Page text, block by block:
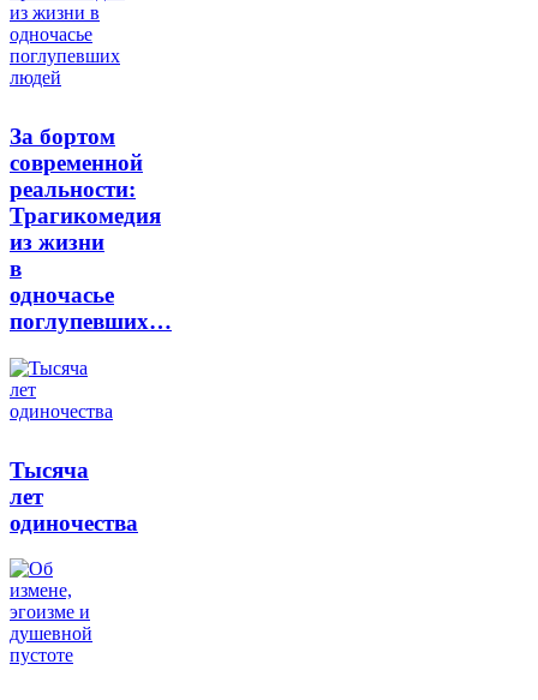
За бортом
современной
реальности:
Трагикомедия
из жизни
в
одночасье
поглупевших…
Тысяча
лет
одиночества